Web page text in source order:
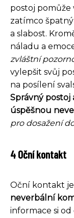
postoj
zatímco
a slabost.
náladu a
zvláštní
vylepšit svůj
na posílení
Správný
úspěšnou
pro dosažení
4 Oční kontakt
Oční kontakt
neverbální
informace si